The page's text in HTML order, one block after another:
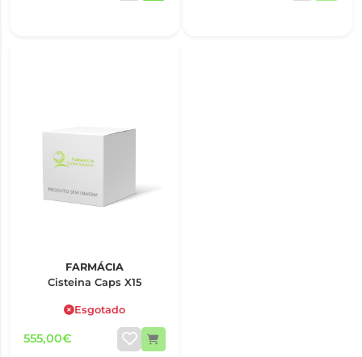
FARMÁCIA
Cisteina Caps X15
Esgotado
555,00€